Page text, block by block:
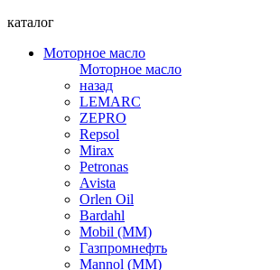
каталог
Моторное масло
Моторное масло
назад
LEMARC
ZEPRO
Repsol
Mirax
Petronas
Avista
Orlen Oil
Bardahl
Mobil (ММ)
Газпромнефть
Mannol (ММ)